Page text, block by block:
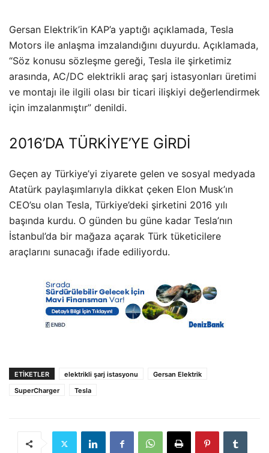
Gersan Elektrik’in KAP’a yaptığı açıklamada, Tesla
Motors ile anlaşma imzalandığını duyurdu. Açıklamada,
“Söz konusu sözleşme gereği, Tesla ile şirketimiz
arasında, AC/DC elektrikli araç şarj istasyonları üretimi
ve montajı ile ilgili olası bir ticari ilişkiyi değerlendirmek
için imzalanmıştır” denildi.
2016’DA TÜRKİYE’YE GİRDİ
Geçen ay Türkiye’yi ziyarete gelen ve sosyal medyada
Atatürk paylaşımlarıyla dikkat çeken Elon Musk’ın
CEO’su olan Tesla, Türkiye’deki şirketini 2016 yılı
başında kurdu. O günden bu güne kadar Tesla’nın
İstanbul’da bir mağaza açarak Türk tüketicilere
araçlarını sunacağı ifade ediliyordu.
ETIKETLER elektrikli şarj istasyonu
Gersan Elektrik
SuperCharger
Tesla